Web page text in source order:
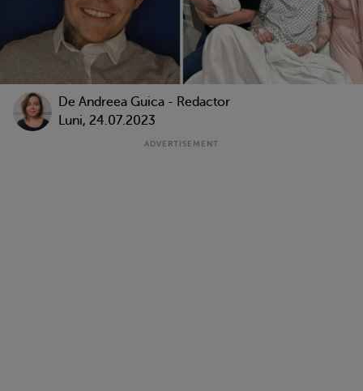
De Andreea Guica - Redactor
Luni, 24.07.2023